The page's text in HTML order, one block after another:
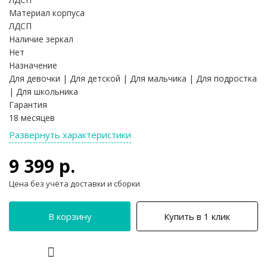
Материал корпуса
ЛДСП
Наличие зеркал
Нет
Назначение
Для девочки | Для детской | Для мальчика | Для подростка
| Для школьника
Гарантия
18 месяцев
Развернуть характеристики
9 399 р.
Цена без учёта доставки и сборки
В корзину Купить в 1 клик